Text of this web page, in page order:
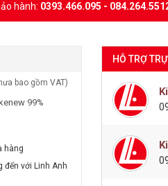
hành: 0393.466.095 -
bao gồm VAT)
99%
hàng
đến với Linh Anh
HỖ TRỢ